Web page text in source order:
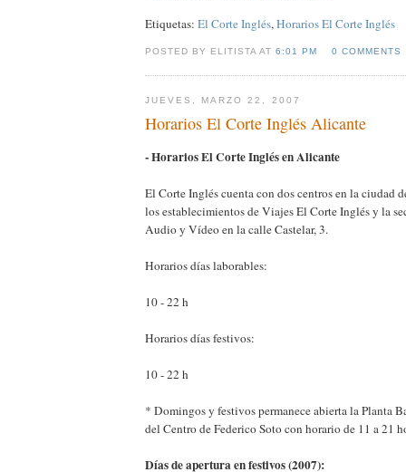
Etiquetas: El Corte Inglés,Horarios El Corte Inglés
POSTED BY ELITISTA AT6:01 PM 0 COMMENTS
JUEVES, MARZO 22, 2007
Horarios El Corte Inglés Alicante
- Horarios El Corte Inglés en Alicante
El Corte Inglés cuenta con dos centros en la ciudad
los establecimientos de Viajes El Corte Inglés y la
Audio y Vídeo en la calle Castelar, 3.
Horarios días laborables:
10 - 22 h
Horarios días festivos:
10 - 22 h
* Domingos y festivos permanece abierta la Planta
del Centro de Federico Soto con horario de 11 a 21
Días de apertura en festivos (2007):